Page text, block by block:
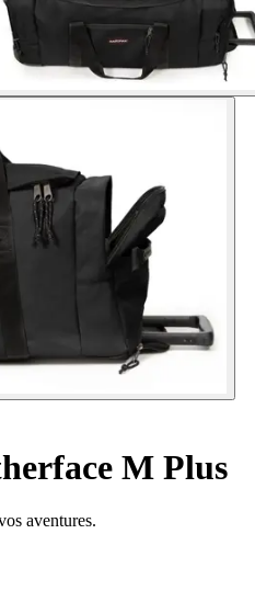
M Plus
aventures.